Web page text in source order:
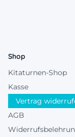
Shop
Kitaturnen-Shop
Kasse
Vertrag
AGB